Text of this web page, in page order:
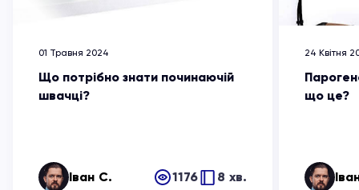
01 Травня 2024
Що потрібно знати починаючій
швачці?
Іван С. 1176 8 хв.
24 Квітня
що це?